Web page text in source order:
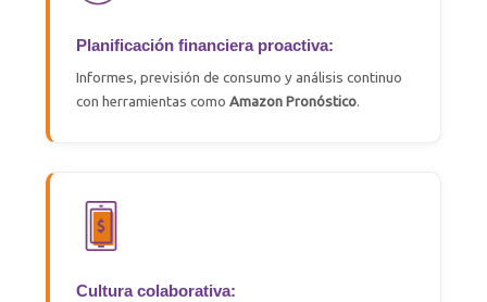
Planificación financiera proactiva:
Informes, previsión de consumo y análisis continuo
con herramientas comoAmazon Pronóstico.
Cultura colaborativa: